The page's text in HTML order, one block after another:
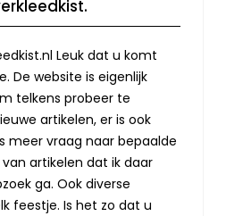
Leuk dat u komt
De website is eigenlijk
telkens probeer te
artikelen, er is ook
meer vraag naar bepaalde
artikelen dat ik daar
ga. Ook diverse
feestje. Is het zo dat u